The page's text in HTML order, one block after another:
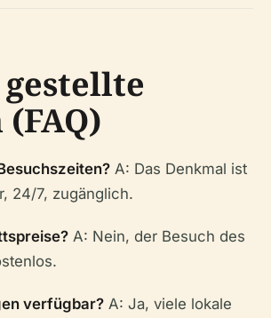
A: Das Denkmal ist
24/7, zugänglich.
A: Nein, der Besuch des
verfügbar? A: Ja, viele lokale